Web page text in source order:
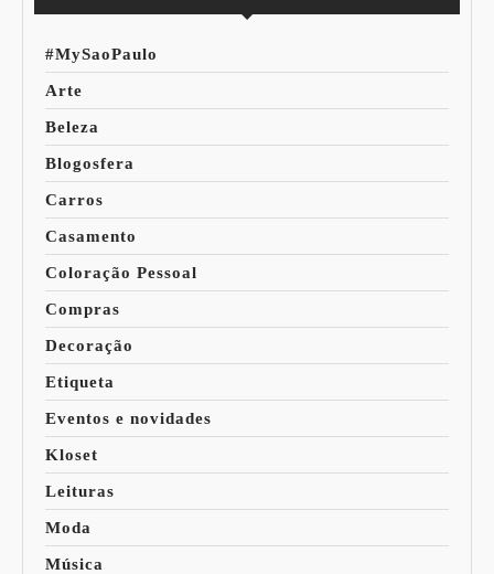
#MySaoPaulo
Arte
Beleza
Blogosfera
Carros
Casamento
Coloração Pessoal
Compras
Decoração
Etiqueta
Eventos e novidades
Kloset
Leituras
Moda
Música